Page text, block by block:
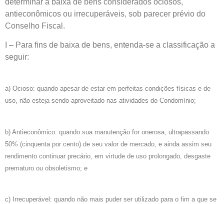
antieconômicos ou irrecuperáveis, sob parecer prévio do
Conselho Fiscal.
I – Para fins de baixa de bens, entenda-se a classificação a
seguir:
a) Ocioso: quando apesar de estar em perfeitas condições físicas e de
uso, não esteja sendo aproveitado nas atividades do Condomínio;
b) Antieconômico: quando sua manutenção for onerosa, ultrapassando
50% (cinquenta por cento) de seu valor de mercado, e ainda assim seu
rendimento continuar precário, em virtude de uso prolongado, desgaste
prematuro ou obsoletismo; e
c) Irrecuperável: quando não mais puder ser utilizado para o fim a que se